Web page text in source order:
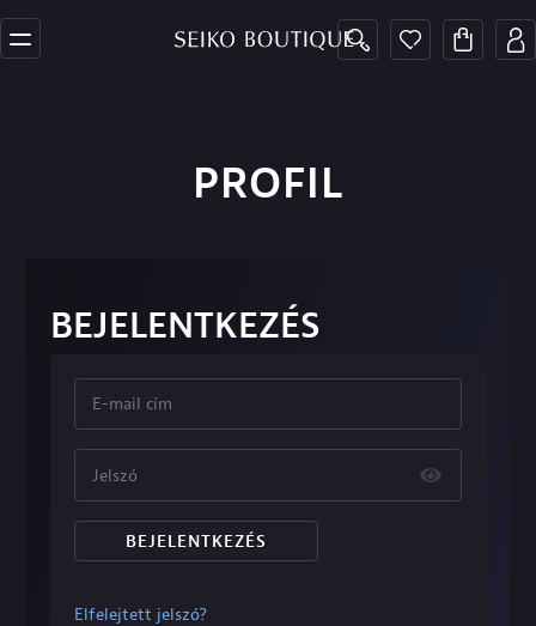
PROFIL
BEJELENTKEZÉS
BEJELENTKEZÉS
Elfelejtett jelszó?